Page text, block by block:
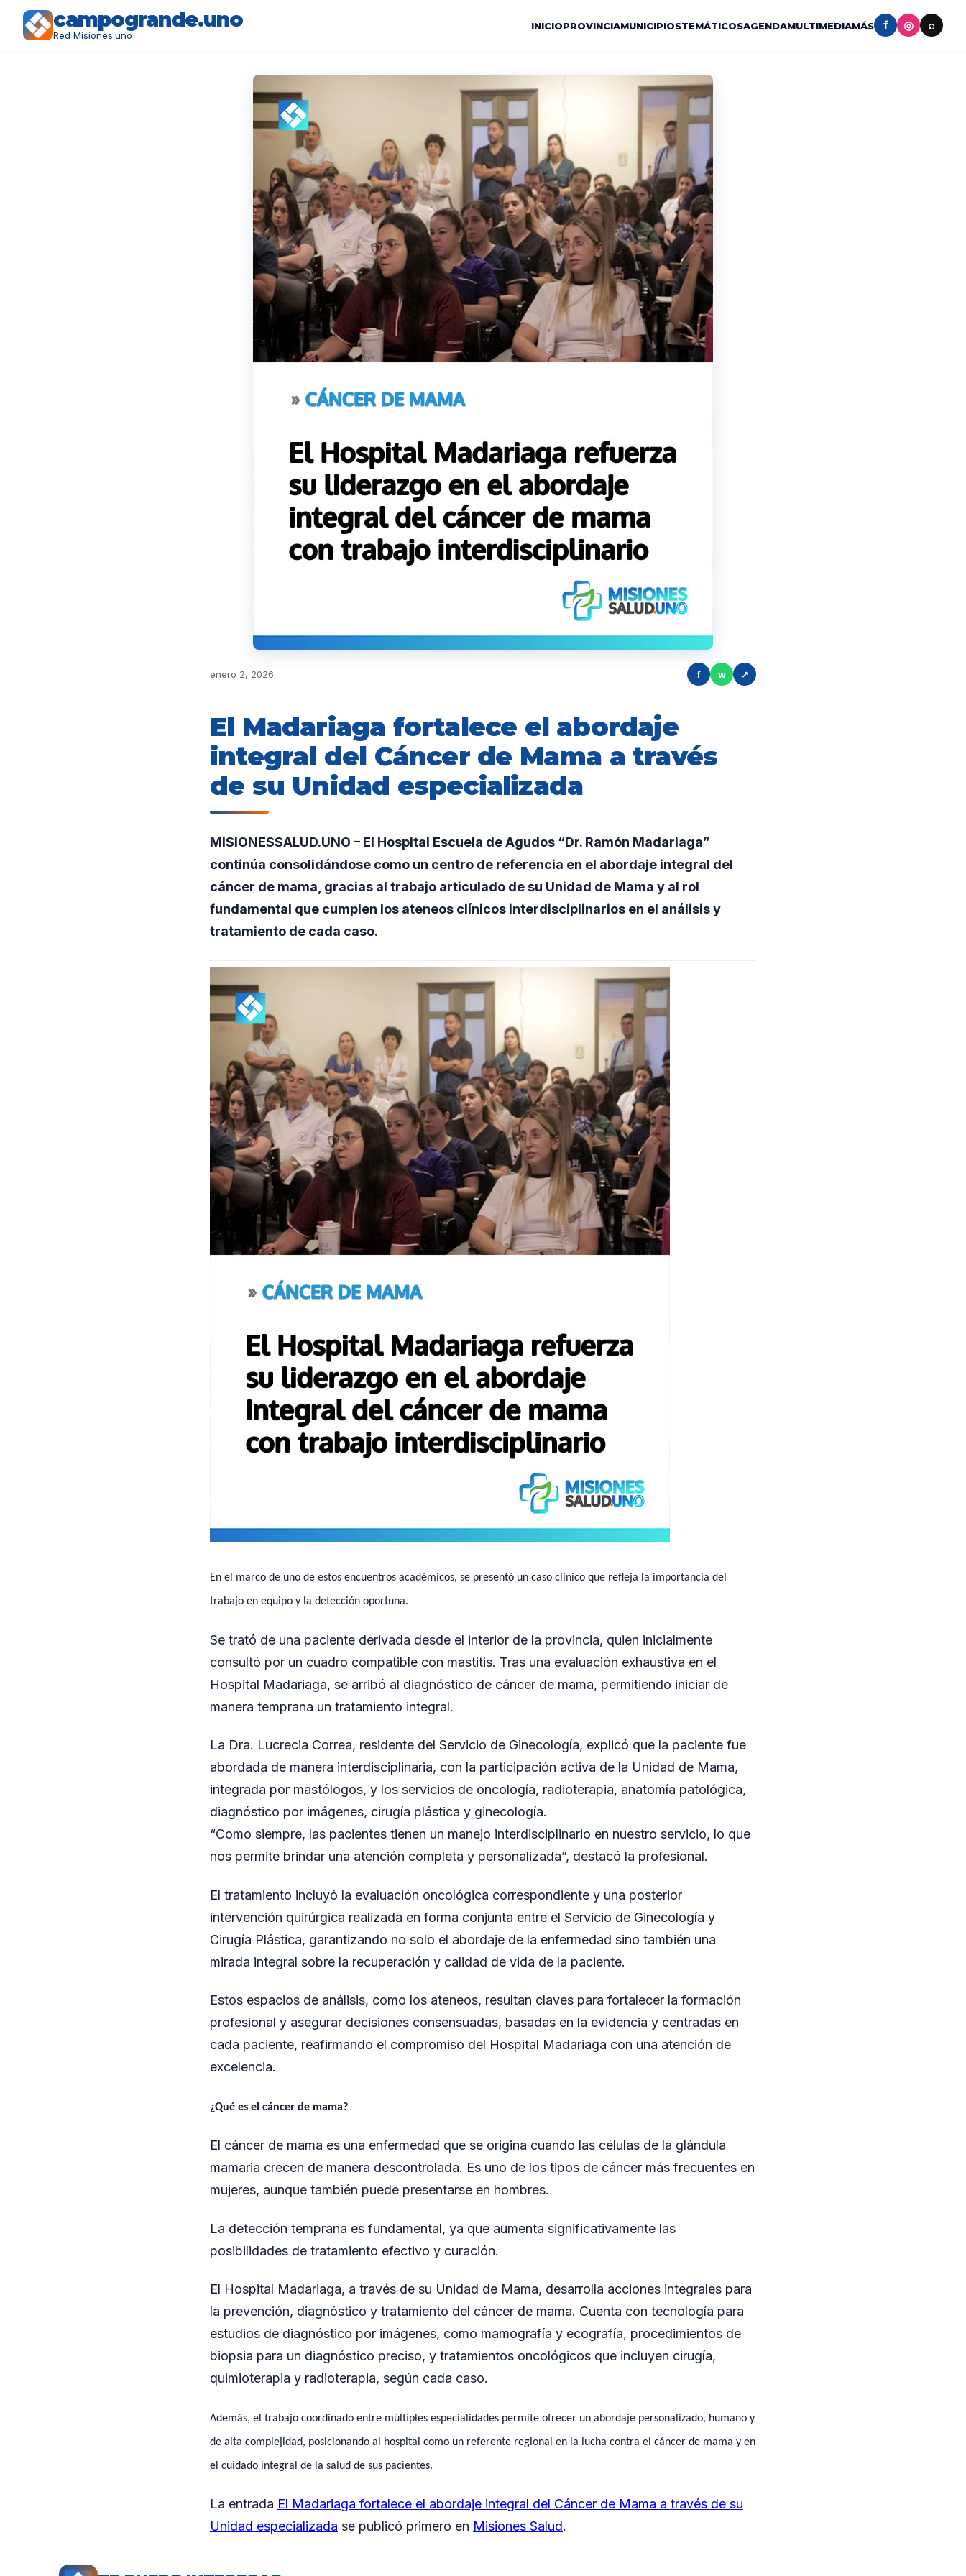
campogrande.uno
Red Misiones.uno
INICIOPROVINCIAMUNICIPIOSTEMÁTICOSAGENDAMULTIMEDIAMÁS f ◎ ⌕
enero 2, 2026 f w ↗
El Madariaga fortalece el abordaje
integral del Cáncer de Mama a través
de su Unidad especializada
MISIONESSALUD.UNO – El Hospital Escuela de Agudos “Dr. Ramón Madariaga”
continúa consolidándose como un centro de referencia en el abordaje integral del
cáncer de mama, gracias al trabajo articulado de su Unidad de Mama y al rol
fundamental que cumplen los ateneos clínicos interdisciplinarios en el análisis y
tratamiento de cada caso.
En el marco de uno de estos encuentros académicos, se presentó un caso clínico que refleja la importancia del
trabajo en equipo y la detección oportuna.
Se trató de una paciente derivada desde el interior de la provincia, quien inicialmente
consultó por un cuadro compatible con mastitis. Tras una evaluación exhaustiva en el
Hospital Madariaga, se arribó al diagnóstico de cáncer de mama, permitiendo iniciar de
manera temprana un tratamiento integral.
La Dra. Lucrecia Correa, residente del Servicio de Ginecología, explicó que la paciente fue
abordada de manera interdisciplinaria, con la participación activa de la Unidad de Mama,
integrada por mastólogos, y los servicios de oncología, radioterapia, anatomía patológica,
diagnóstico por imágenes, cirugía plástica y ginecología.
“Como siempre, las pacientes tienen un manejo interdisciplinario en nuestro servicio, lo que
nos permite brindar una atención completa y personalizada”, destacó la profesional.
El tratamiento incluyó la evaluación oncológica correspondiente y una posterior
intervención quirúrgica realizada en forma conjunta entre el Servicio de Ginecología y
Cirugía Plástica, garantizando no solo el abordaje de la enfermedad sino también una
mirada integral sobre la recuperación y calidad de vida de la paciente.
Estos espacios de análisis, como los ateneos, resultan claves para fortalecer la formación
profesional y asegurar decisiones consensuadas, basadas en la evidencia y centradas en
cada paciente, reafirmando el compromiso del Hospital Madariaga con una atención de
excelencia.
¿Qué es el cáncer de mama?
El cáncer de mama es una enfermedad que se origina cuando las células de la glándula
mamaria crecen de manera descontrolada. Es uno de los tipos de cáncer más frecuentes en
mujeres, aunque también puede presentarse en hombres.
La detección temprana es fundamental, ya que aumenta significativamente las
posibilidades de tratamiento efectivo y curación.
El Hospital Madariaga, a través de su Unidad de Mama, desarrolla acciones integrales para
la prevención, diagnóstico y tratamiento del cáncer de mama. Cuenta con tecnología para
estudios de diagnóstico por imágenes, como mamografía y ecografía, procedimientos de
biopsia para un diagnóstico preciso, y tratamientos oncológicos que incluyen cirugía,
quimioterapia y radioterapia, según cada caso.
Además, el trabajo coordinado entre múltiples especialidades permite ofrecer un abordaje personalizado, humano y
de alta complejidad, posicionando al hospital como un referente regional en la lucha contra el cáncer de mama y en
el cuidado integral de la salud de sus pacientes.
La entrada El Madariaga fortalece el abordaje integral del Cáncer de Mama a través de su
Unidad especializada se publicó primero en Misiones Salud.